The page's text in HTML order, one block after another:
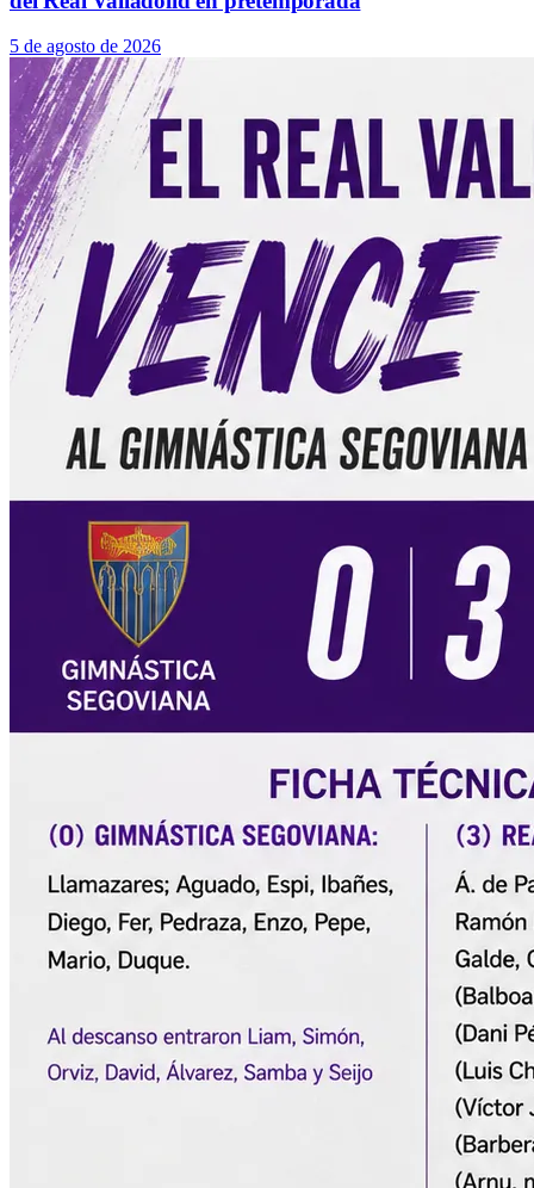
5 de agosto de 2026